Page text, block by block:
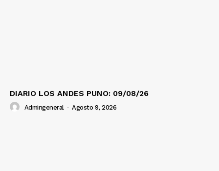
DIARIO LOS ANDES PUNO: 09/08/26
Admingeneral - Agosto 9, 2026